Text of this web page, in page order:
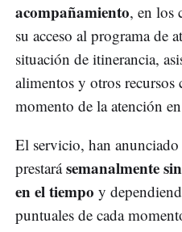
acompañamiento, en los
su acceso al programa de
situación de itinerancia,
alimentos y otros
momento de la atención
El servicio, han
prestarásemanalmente
en el tiempo y
puntuales de cada